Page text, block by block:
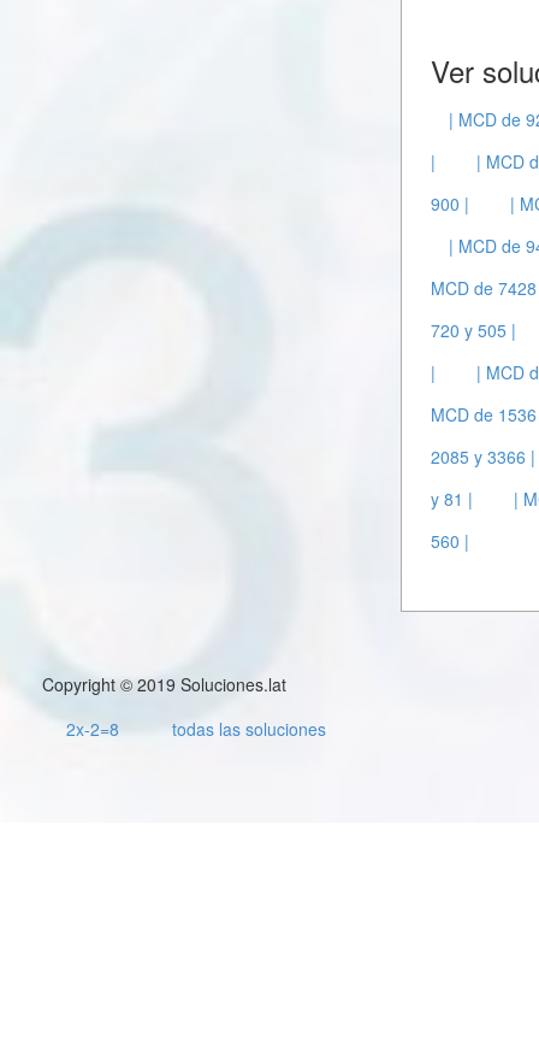
Ver
| MCD de
|
| MCD
900 |
|
| MCD de
MCD de
720 y 505 |
|
| MCD
MCD de
2085 y 3366 |
y 81 |
|
560 |
Copyright © 2019 Soluciones.lat
2x-2=8
todas las soluciones